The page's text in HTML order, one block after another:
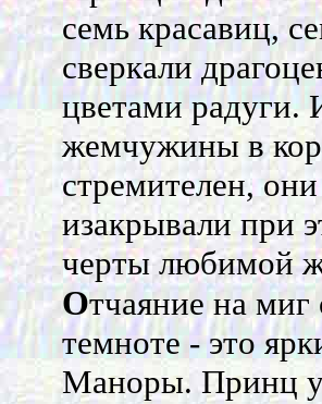
семь красавиц,
сверкали
цветами радуги.
жемчужины в
стремителен,
изакрывали при
черты любимой
Отчаяние на
темноте - это
Маноры. Принц